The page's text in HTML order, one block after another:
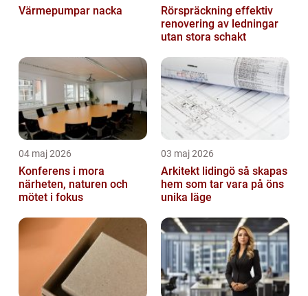
Värmepumpar nacka
Rörspräckning effektiv
renovering av ledningar
utan stora schakt
04 maj 2026
Konferens i mora
närheten, naturen och
mötet i fokus
03 maj 2026
Arkitekt lidingö så skapas
hem som tar vara på öns
unika läge